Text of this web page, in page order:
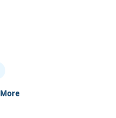
More